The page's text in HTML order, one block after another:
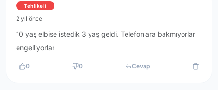
Tehlikeli
2 yıl önce
10 yaş elbise istedik 3 yaş geldi. Telefonlara bakmıyorlar
engelliyorlar
0 0 Cevap